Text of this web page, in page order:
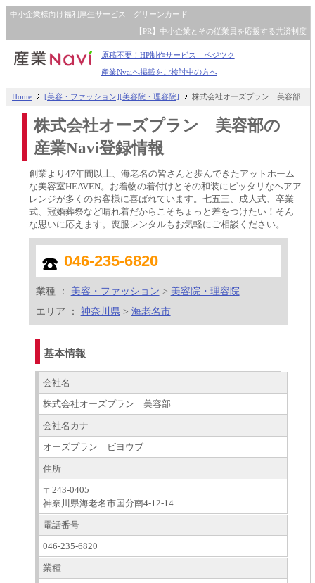
中小企業様向け福利厚生サービス グリーンカード
【PR】中小企業とその従業員を応援する共済制度
原稿不要！HP制作サービス ペジツク
産業Nvaiへ掲載をご検討中の方へ
Home [美容・ファッション][美容院・理容院] 株式会社オーズプラン 美容部
株式会社オーズプラン 美容部の
産業Navi登録情報
創業より47年間以上、海老名の皆さんと歩んできたアットホーム
な美容室HEAVEN。お着物の着付けとその和装にピッタリなヘアア
レンジが多くのお客様に喜ばれています。七五三、成人式、卒業
式、冠婚葬祭など晴れ着だからこそちょっと差をつけたい！そん
な思いに応えます。喪服レンタルもお気軽にご相談ください。
046-235-6820
業種 ： 美容・ファッション > 美容院・理容院
エリア ： 神奈川県 > 海老名市
基本情報
会社名
株式会社オーズプラン 美容部
会社名カナ
オーズプラン ビヨウブ
住所
〒243-0405
神奈川県海老名市国分南4-12-14
電話番号
046-235-6820
業種